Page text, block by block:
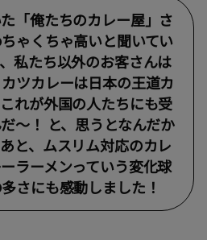
「俺たちのカレー屋」さ
ゃくちゃ高いと聞いてい
私たち以外のお客さんは
ツカレーは日本の王道カ
れが外国の人たちにも受
〜！ と、思うとなんだか
と、ムスリム対応のカレ
ラーメンっていう変化球
さにも感動しました！